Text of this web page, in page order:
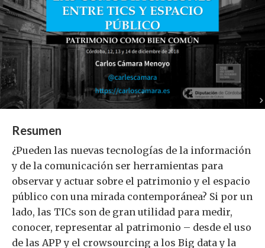
Resumen
¿Pueden las nuevas tecnologías de la información
y de la comunicación ser herramientas para
observar y actuar sobre el patrimonio y el espacio
público con una mirada contemporánea? Si por un
lado, las TICs son de gran utilidad para medir,
conocer, representar al patrimonio – desde el uso
de las APP y el crowsourcing a los Big data y la